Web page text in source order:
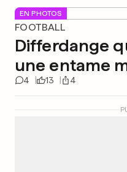
EN PHOTOS
FOOTBALL
Differdange
une entame
4 13 4